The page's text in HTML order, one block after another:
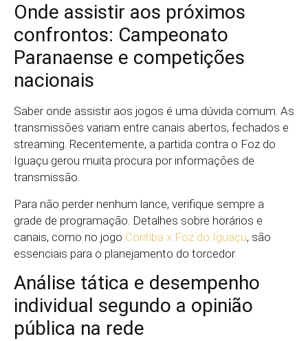
Onde assistir aos próximos
confrontos: Campeonato
Paranaense e competições
nacionais
Saber onde assistir aos jogos é uma dúvida comum. As
transmissões variam entre canais abertos, fechados e
streaming. Recentemente, a partida contra o Foz do
Iguaçu gerou muita procura por informações de
transmissão.
Para não perder nenhum lance, verifique sempre a
grade de programação. Detalhes sobre horários e
canais, como no jogo Coritiba x Foz do Iguaçu, são
essenciais para o planejamento do torcedor.
Análise tática e desempenho
individual segundo a opinião
pública na rede